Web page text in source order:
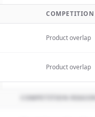
COMPETITION
Product overlap
Product overlap
COMPETITION REASON